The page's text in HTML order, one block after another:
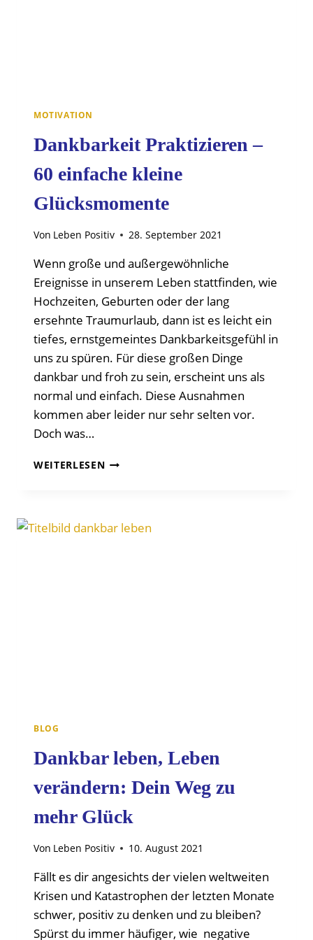
MOTIVATION
Dankbarkeit Praktizieren –
60 einfache kleine
Glücksmomente
Von Leben Positiv 28. September 2021
Wenn große und außergewöhnliche
Ereignisse in unserem Leben stattfinden, wie
Hochzeiten, Geburten oder der lang
ersehnte Traumurlaub, dann ist es leicht ein
tiefes, ernstgemeintes Dankbarkeitsgefühl in
uns zu spüren. Für diese großen Dinge
dankbar und froh zu sein, erscheint uns als
normal und einfach. Diese Ausnahmen
kommen aber leider nur sehr selten vor.
Doch was…
WEITERLESENDANKBARKEIT
EINFACHE
KLEINE
BLOG
Dankbar leben, Leben
verändern: Dein Weg zu
mehr Glück
Von Leben Positiv 10. August 2021
Fällt es dir angesichts der vielen weltweiten
Krisen und Katastrophen der letzten Monate
schwer, positiv zu denken und zu bleiben?
Spürst du immer häufiger, wie negative